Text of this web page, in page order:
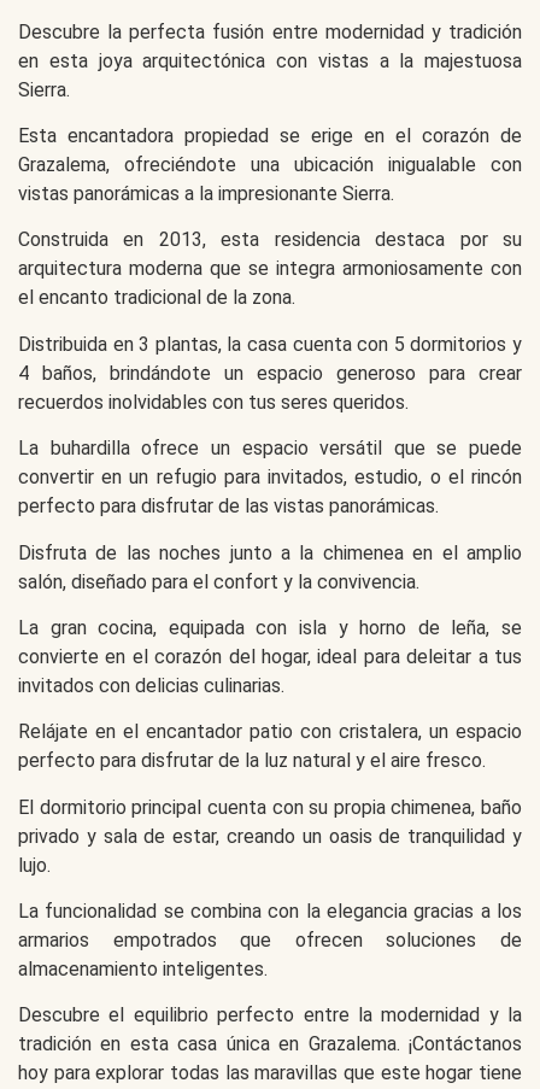
Descubre la perfecta fusión entre modernidad y tradición
en esta joya arquitectónica con vistas a la majestuosa
Sierra.
Esta encantadora propiedad se erige en el corazón de
Grazalema, ofreciéndote una ubicación inigualable con
vistas panorámicas a la impresionante Sierra.
Construida en 2013, esta residencia destaca por su
arquitectura moderna que se integra armoniosamente con
el encanto tradicional de la zona.
Distribuida en 3 plantas, la casa cuenta con 5 dormitorios y
4 baños, brindándote un espacio generoso para crear
recuerdos inolvidables con tus seres queridos.
La buhardilla ofrece un espacio versátil que se puede
convertir en un refugio para invitados, estudio, o el rincón
perfecto para disfrutar de las vistas panorámicas.
Disfruta de las noches junto a la chimenea en el amplio
salón, diseñado para el confort y la convivencia.
La gran cocina, equipada con isla y horno de leña, se
convierte en el corazón del hogar, ideal para deleitar a tus
invitados con delicias culinarias.
Relájate en el encantador patio con cristalera, un espacio
perfecto para disfrutar de la luz natural y el aire fresco.
El dormitorio principal cuenta con su propia chimenea, baño
privado y sala de estar, creando un oasis de tranquilidad y
lujo.
La funcionalidad se combina con la elegancia gracias a los
armarios empotrados que ofrecen soluciones de
almacenamiento inteligentes.
Descubre el equilibrio perfecto entre la modernidad y la
tradición en esta casa única en Grazalema. ¡Contáctanos
hoy para explorar todas las maravillas que este hogar tiene